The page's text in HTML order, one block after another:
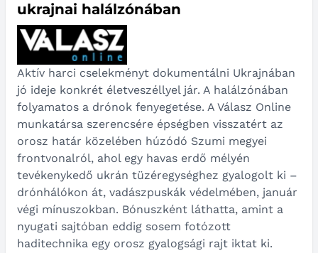
ukrajnai halálzónában
Aktív harci cselekményt dokumentálni Ukrajnában
jó ideje konkrét életveszéllyel jár. A halálzónában
folyamatos a drónok fenyegetése. A Válasz Online
munkatársa szerencsére épségben visszatért az
orosz határ közelében húzódó Szumi megyei
frontvonalról, ahol egy havas erdő mélyén
tevékenykedő ukrán tüzéregységhez gyalogolt ki –
drónhálókon át, vadászpuskák védelmében, január
végi mínuszokban. Bónuszként láthatta, amint a
nyugati sajtóban eddig sosem fotózott
haditechnika egy orosz gyalogsági rajt iktat ki.